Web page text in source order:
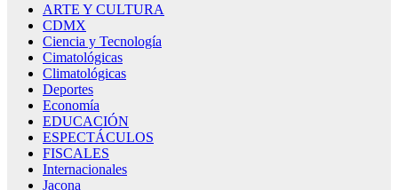
ARTE Y CULTURA
CDMX
Ciencia y Tecnología
Cimatológicas
Climatológicas
Deportes
Economía
EDUCACIÓN
ESPECTÁCULOS
FISCALES
Internacionales
Jacona